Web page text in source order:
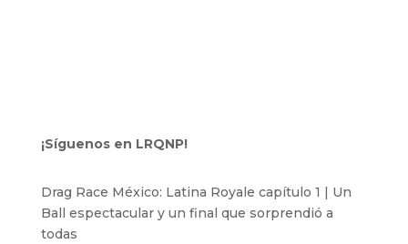
¡Síguenos en LRQNP!
Drag Race México: Latina Royale capítulo 1 | Un
Ball espectacular y un final que sorprendió a
todas